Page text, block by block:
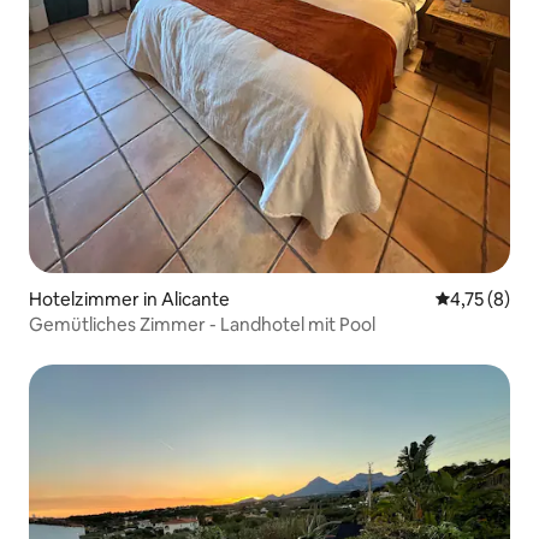
Hotelzimmer in Alicante
4,75 (8)
Gemütliches Zimmer - Landhotel mit Pool